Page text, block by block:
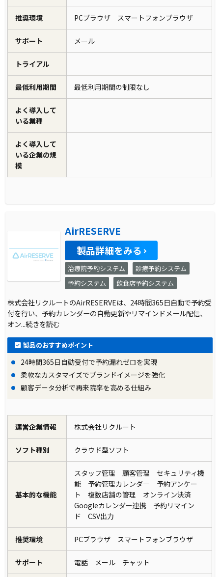
推奨環境 PCブラウザ スマートフォンブラウザ
サポート メール
トライアル
最低利用期間 最低利用期間の制限なし
よく導入して
いる業種
よく導入して
いる企業の規
模
AirRESERVE
製品詳細をみる
治療院予約システム
診療予約システム
予約システム
飲食店予約システム
株式会社リクルートのAirRESERVEは、24時間365日自動で予約受
付を行い、予約カレンダーの自動更新やリマインドメール配信、
オン...続きを読む
製品のおすすめポイント
24時間365日自動受付で予約漏れゼロを実現
柔軟なカスタマイズでブランドイメージを強化
顧客データ分析で再来院率を高める仕組み
運営企業情報 株式会社リクルート
ソフト種別 クラウド型ソフト
基本的な機能
スタッフ管理 顧客管理 セキュリティ機
能 予約管理カレンダ― 予約アンケー
ト 複数店舗の管理 オンライン決済
Googleカレンダー連携 予約リマイン
ド CSV出力
推奨環境 PCブラウザ スマートフォンブラウザ
サポート 電話 メール チャット